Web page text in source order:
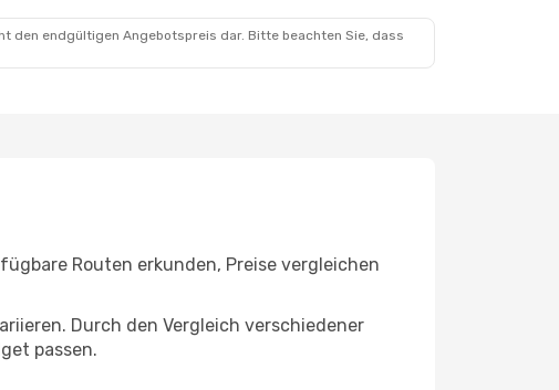
den endgültigen Angebotspreis dar. Bitte beachten Sie, dass
Routen erkunden, Preise vergleichen
Durch den Vergleich verschiedener
passen.